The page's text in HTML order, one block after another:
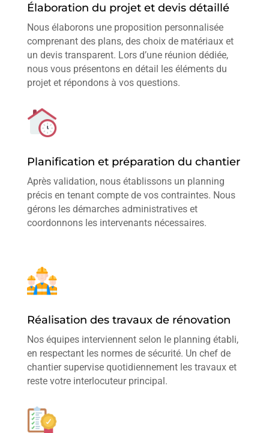
Élaboration du projet et devis détaillé
Nous élaborons une proposition personnalisée
comprenant des plans, des choix de matériaux et
un devis transparent. Lors d’une réunion dédiée,
nous vous présentons en détail les éléments du
projet et répondons à vos questions.
Planification et préparation du chantier
Après validation, nous établissons un planning
précis en tenant compte de vos contraintes. Nous
gérons les démarches administratives et
coordonnons les intervenants nécessaires.
Réalisation des travaux de rénovation
Nos équipes interviennent selon le planning établi,
en respectant les normes de sécurité. Un chef de
chantier supervise quotidiennement les travaux et
reste votre interlocuteur principal.